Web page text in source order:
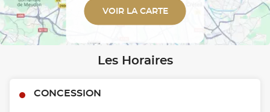
Les Horaires
CONCESSION
VOIR LA CARTE